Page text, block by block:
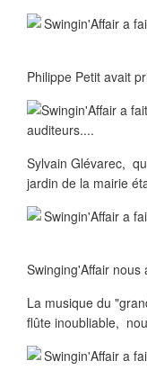
Philippe Petit avait
Sylvain Glévarec,
jardin de la mairie
Swinging'Affair
La musique du
flûte inoubliable,